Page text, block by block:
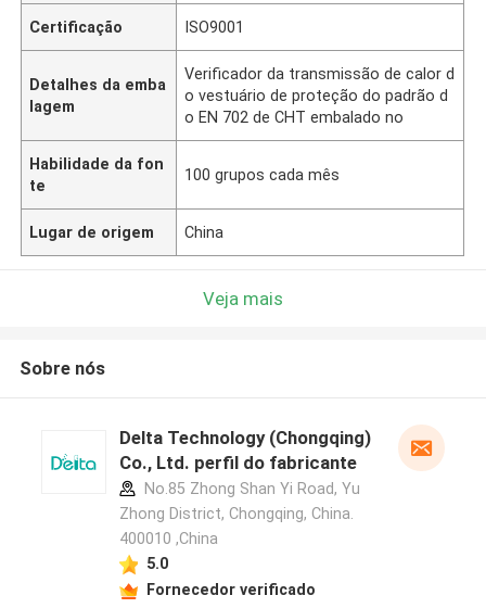
Certificação ISO9001
Detalhes da emba
lagem
Verificador da transmissão de calor d
o vestuário de proteção do padrão d
o EN 702 de CHT embalado no
Habilidade da fon
te
100 grupos cada mês
Lugar de origem China
Veja mais
Sobre nós
Delta Technology (Chongqing)
Co., Ltd. perfil do fabricante
No.85 Zhong Shan Yi Road, Yu
Zhong District, Chongqing, China.
400010 ,China
5.0
Fornecedor verificado